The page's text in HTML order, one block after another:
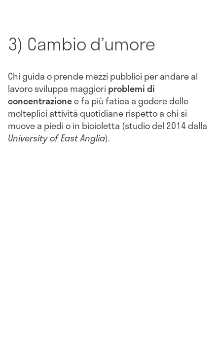
3) Cambio d’umore
Chi guida o prende mezzi pubblici per andare al
lavoro sviluppa maggiori problemi di
concentrazionee fa più fatica a godere delle
molteplici attività quotidiane rispetto a chi si
muove a piedi o in bicicletta (studio del 2014 dalla
University of East Anglia).